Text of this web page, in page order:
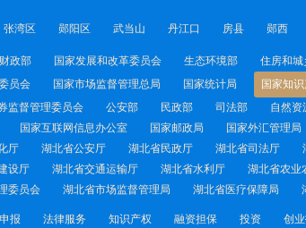
张湾区 郧阳区 武当山 丹江口 房县 郧西
财政部 国家发展和改革委员会 生态环境部 住房和城
员会 国家市场监督管理总局 国家统计局 国家知
监督管理委员会 公安部 民政部 司法部 自然资
国家互联网信息办公室 国家邮政局 国家外汇管理局
厅 湖北省公安厅 湖北省民政厅 湖北省司法厅
设厅 湖北省交通运输厅 湖北省水利厅 湖北省农业
委员会 湖北省市场监督管理局 湖北省医疗保障局
报 法律服务 知识产权 融资担保 投资 创